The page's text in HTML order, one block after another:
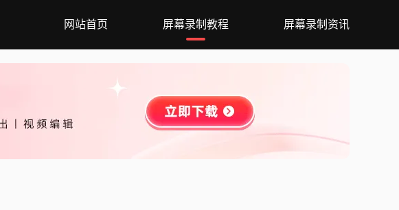
网站首页 屏幕录制教程 屏幕录制资讯